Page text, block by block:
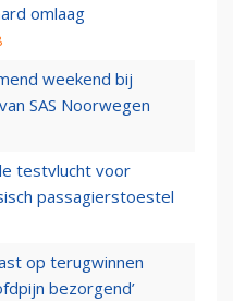
omlaag
weekend bij
SAS Noorwegen
testvlucht voor
passagierstoestel
op terugwinnen
bezorgend’